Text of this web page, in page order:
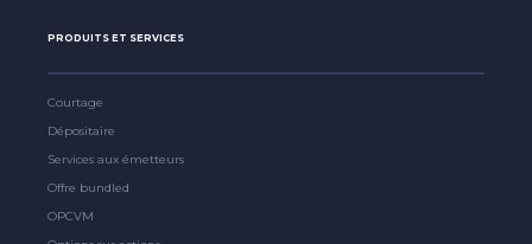
PRODUITS ET SERVICES
Courtage
Dépositaire
Services aux émetteurs
Offre bundled
OPCVM